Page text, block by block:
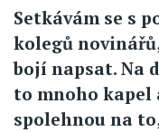
Setkávám se s
kolegů
bojí napsat. Na
to mnoho kapel
spolehnou na